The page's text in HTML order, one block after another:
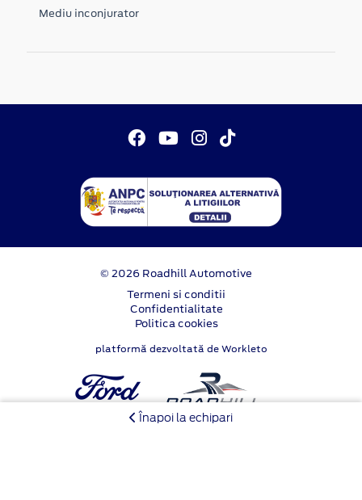
Înapoi la echipari
Mediu inconjurator
© 2026 Roadhill Automotive
Termeni si conditii
Confidentialitate
Politica cookies
platformă dezvoltată de Workleto